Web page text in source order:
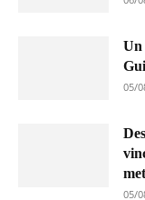
Un
05/
05/